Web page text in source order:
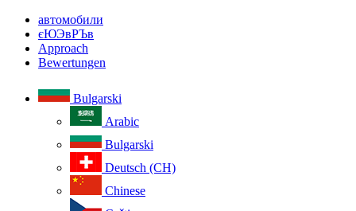
автомобили
єЮЭвРЪв
Approach
Bewertungen
Bulgarski
Arabic
Bulgarski
Deutsch (CH)
Chinese